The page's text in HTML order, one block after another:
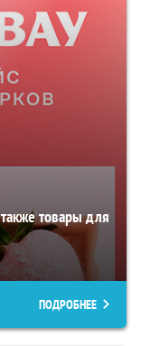
товары для
ПОДРОБНЕЕ